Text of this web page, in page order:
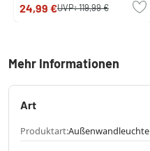
24,99 €UVP:119,99 €
Mehr Informationen
Art
Produktart:Außenwandleuchte